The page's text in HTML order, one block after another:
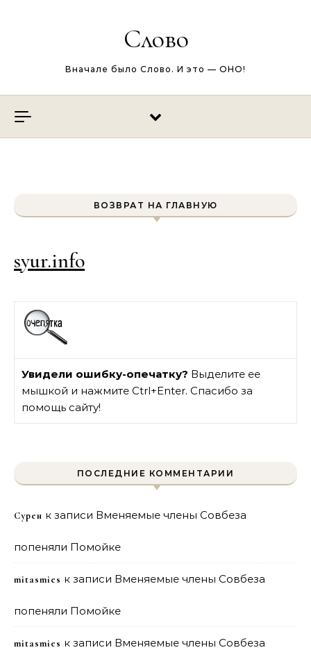
Слово
Вначале было Слово. И это — ОНО!
ВОЗВРАТ НА ГЛАВНУЮ
syur.info
Увидели ошибку-опечатку? Выделите ее
мышкой и нажмите Ctrl+Enter. Спасибо за
помощь сайту!
ПОСЛЕДНИЕ КОММЕНТАРИИ
Сурен к записи Вменяемые члены Совбеза
попеняли Помойке
mitasmies к записи Вменяемые члены Совбеза
попеняли Помойке
mitasmies к записи Вменяемые члены Совбеза